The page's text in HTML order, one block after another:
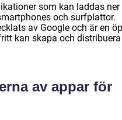
som kan laddas ner
och surfplattor.
av Google och är en
kan skapa och distribuera
av appar för